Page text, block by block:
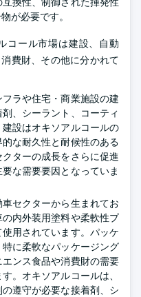
が必要です。
コール市場は建設、自動
費財、その他に分かれて
ラや住宅・商業施設の建
、シーラント、コーティ
設はオキソアルコールの
な耐久性と耐候性のある
ターの成長をさらに促進
な需要要因となっていま
セクターから生まれてお
内外装用塗料や柔軟性プ
用されています。パッケ
に柔軟なパッケージング
ンス食品や消費財の需要
。オキソアルコールは、
遵守が必要な接着剤、シ